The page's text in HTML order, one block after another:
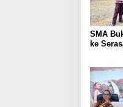
SMA
ke